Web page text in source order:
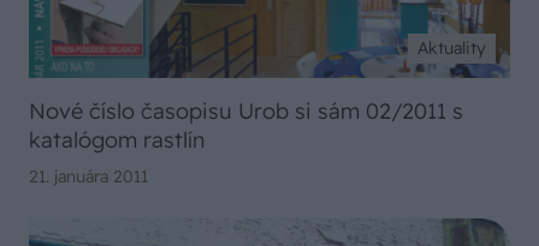
Aktuality
Nové číslo časopisu Urob si sám 02/2011 s
katalógom rastlín
21. januára 2011